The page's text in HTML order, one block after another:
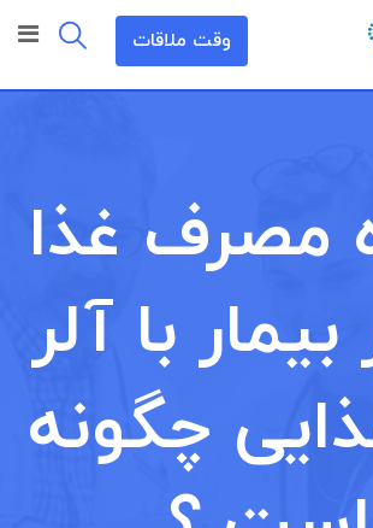
وقت ملاقات
مصرف غذا
با آلر
چگونه